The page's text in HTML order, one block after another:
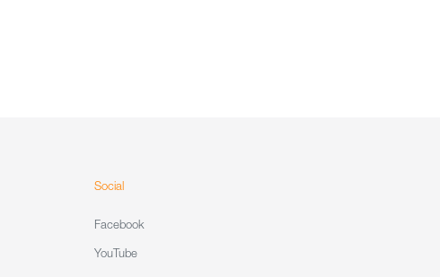
Social
Facebook
YouTube